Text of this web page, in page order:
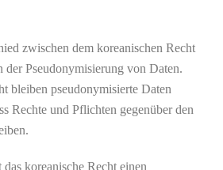
zwischen dem koreanischen Recht
Pseudonymisierung von Daten.
bleiben pseudonymisierte Daten
Rechte und Pflichten gegenüber den
koreanische Recht einen